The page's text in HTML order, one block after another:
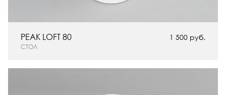
1 500 руб.
СТОЛ
PEAK LOFT 80